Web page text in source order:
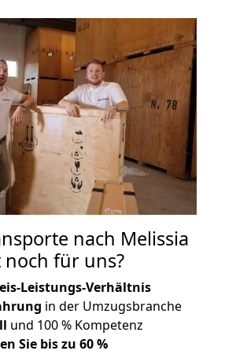
nach Melissia
noch für uns?
Leistungs-Verhältnis
in der Umzugsbranche
und 100 % Kompetenz
Sie bis zu 60 %